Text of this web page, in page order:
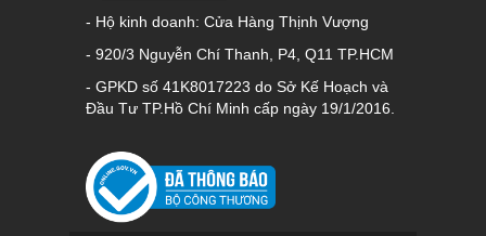
- Hộ kinh doanh: Cửa Hàng Thịnh Vượng
- 920/3 Nguyễn Chí Thanh, P4, Q11 TP.HCM
- GPKD số 41K8017223 do Sở Kế Hoạch và
Đầu Tư TP.Hồ Chí Minh cấp ngày 19/1/2016.